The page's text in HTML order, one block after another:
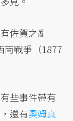
佐賀之亂
南戰爭（1877
些事件帶有
還有奧姆真